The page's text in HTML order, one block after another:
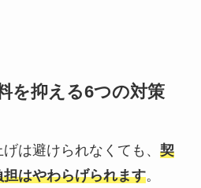
を抑える6つの対策
は避けられなくても、 契
はやわらげられます。